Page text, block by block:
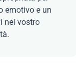
emotivo e un
nel vostro